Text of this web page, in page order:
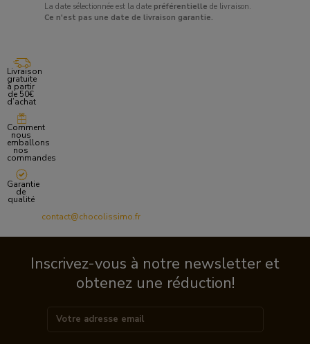
La date sélectionnée est la date préférentielle de livraison.
Ce n'est pas une date de livraison garantie.
Livraison
gratuite
à partir
de 50€
d’achat
Comment
nous
emballons
nos
commandes
Garantie
de
qualité
contact@chocolissimo.fr
Inscrivez-vous à notre newsletter et
obtenez une réduction!